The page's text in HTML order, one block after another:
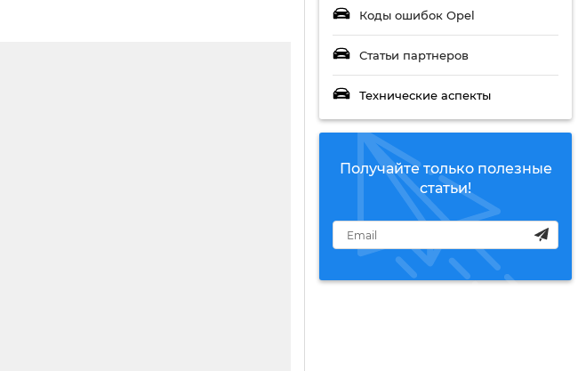
Коды ошибок Opel
Статьи партнеров
Технические аспекты
Получайте только полезные
статьи!